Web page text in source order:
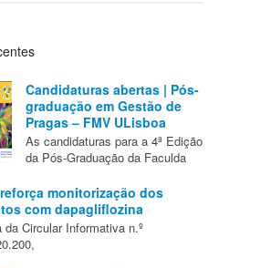
Candidaturas abertas | Pós-
graduação em Gestão de
Pragas – FMV ULisboa
As candidaturas para a 4ª Edição
da Pós-Graduação da Faculda
reforça monitorização dos
com dapagliflozina
da Circular Informativa n.º